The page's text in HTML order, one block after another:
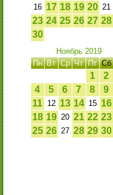
16 17 18 19 20 21
23 24 25 26 27 28
30
Ноябрь 2019
Пн Вт Ср Чт Пт Сб
1
2
4
5 6 7 8
9
11 12 13 14 15 16
18 19 20 21 22 23
25 26 27 28 29 30